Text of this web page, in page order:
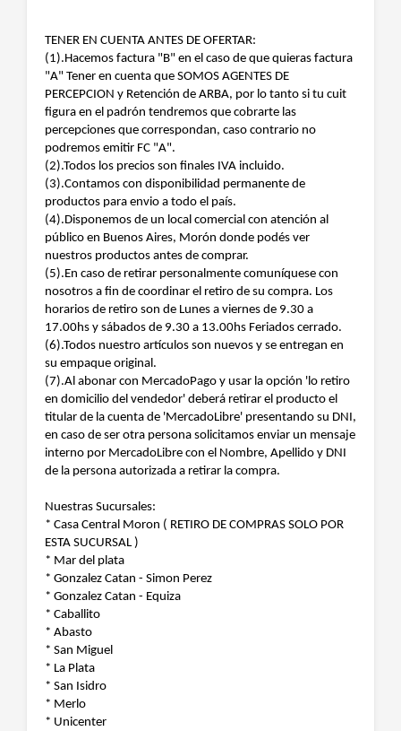
TENER EN CUENTA ANTES DE OFERTAR:
(1).Hacemos factura "B" en el caso de que quieras factura
"A" Tener en cuenta que SOMOS AGENTES DE
PERCEPCION y Retención de ARBA, por lo tanto si tu cuit
figura en el padrón tendremos que cobrarte las
percepciones que correspondan, caso contrario no
podremos emitir FC "A".
(2).Todos los precios son finales IVA incluido.
(3).Contamos con disponibilidad permanente de
productos para envio a todo el país.
(4).Disponemos de un local comercial con atención al
público en Buenos Aires, Morón donde podés ver
nuestros productos antes de comprar.
(5).En caso de retirar personalmente comuníquese con
nosotros a fin de coordinar el retiro de su compra. Los
horarios de retiro son de Lunes a viernes de 9.30 a
17.00hs y sábados de 9.30 a 13.00hs Feriados cerrado.
(6).Todos nuestro artículos son nuevos y se entregan en
su empaque original.
(7).Al abonar con MercadoPago y usar la opción 'lo retiro
en domicilio del vendedor' deberá retirar el producto el
titular de la cuenta de 'MercadoLibre' presentando su DNI,
en caso de ser otra persona solicitamos enviar un mensaje
interno por MercadoLibre con el Nombre, Apellido y DNI
de la persona autorizada a retirar la compra.
Nuestras Sucursales:
* Casa Central Moron ( RETIRO DE COMPRAS SOLO POR
ESTA SUCURSAL )
* Mar del plata
* Gonzalez Catan - Simon Perez
* Gonzalez Catan - Equiza
* Caballito
* Abasto
* San Miguel
* La Plata
* San Isidro
* Merlo
* Unicenter